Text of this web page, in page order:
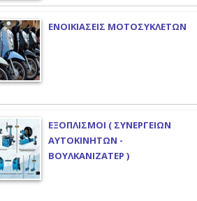
ΕΝΟΙΚΙΑΣΕΙΣ ΜΟΤΟΣΥΚΛΕΤΩΝ
ΕΞΟΠΛΙΣΜΟΙ ( ΣΥΝΕΡΓΕΙΩΝ
ΑΥΤΟΚΙΝΗΤΩΝ -
ΒΟΥΛΚΑΝΙΖΑΤΕΡ )